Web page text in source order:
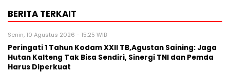
BERITA TERKAIT
Senin, 10 Agustus 2026 - 15:25 WIB
Peringati 1 Tahun Kodam XXII TB,Agustan Saining: Jaga
Hutan Kalteng Tak Bisa Sendiri, Sinergi TNI dan Pemda
Harus Diperkuat